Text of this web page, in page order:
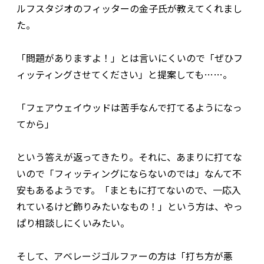
ルフスタジオのフィッターの金子氏が教えてくれまし
た。
「問題がありますよ！」とは言いにくいので「ぜひフ
ィッティングさせてください」と提案しても……。
「フェアウェイウッドは苦手なんで打てるようになっ
てから」
という答えが返ってきたり。それに、あまりに打てな
いので「フィッティングにならないのでは」なんて不
安もあるようです。「まともに打てないので、一応入
れているけど飾りみたいなもの！」という方は、やっ
ぱり相談しにくいみたい。
そして、アベレージゴルファーの方は「打ち方が悪